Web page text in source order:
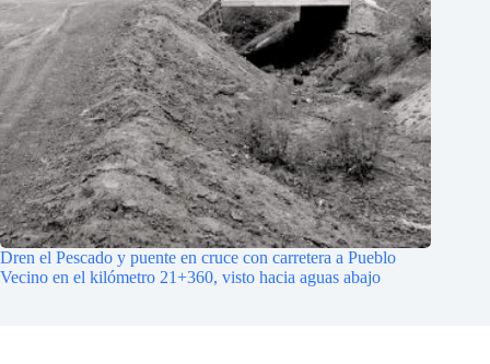
Dren el Pescado y puente en cruce con carretera a Pueblo
Vecino en el kilómetro 21+360, visto hacia aguas abajo